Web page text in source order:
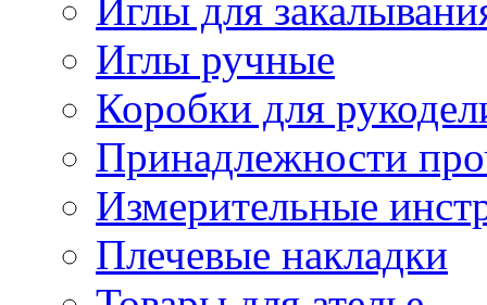
Иглы для
Иглы ручные
Коробки для
Принадлежности
Измерительные
Плечевые накладки